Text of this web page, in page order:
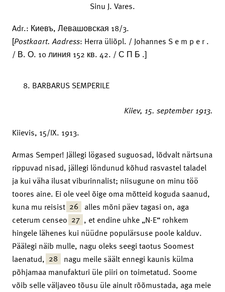
Sinu J. Vares.
Adr.: Киевъ, Левашовская 18/3.
[Postkaart. Aadress: Herra üliõpl. / Johannes S e m p e r .
/ В. О. 10 линия 152 кв. 42. / С П Б .]
BARBARUS SEMPERILE
Kiiev, 15. september 1913.
Kiievis, 15/IX. 1913.
Armas Semper! Jällegi lögased suguosad, lõdvalt närtsuna
rippuvad nisad, jällegi löndunud kõhud rasvastel taladel
ja kui väha ilusat viburinnalist; niisugune on minu töö
toores aine. Ei ole veel õige oma mõtteid koguda saanud,
kuna mu reisist 26 alles mõni päev tagasi on, aga
ceterum censeo 27 , et endine uhke „N-E“ rohkem
hingele lähenes kui nüüdne populärsuse poole kalduv.
Päälegi näib mulle, nagu oleks seegi taotus Soomest
laenatud, 28 nagu meile säält ennegi kaunis külma
põhjamaa manufakturi üle piiri on toimetatud. Soome
võib selle väljaveo tõusu üle ainult rõõmustada, aga meie